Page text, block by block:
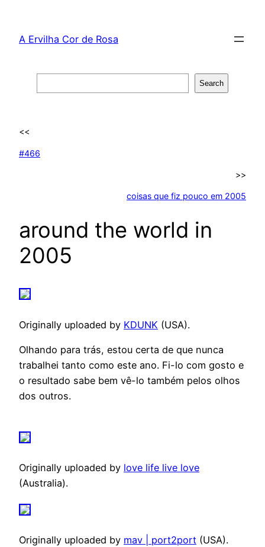
content
A Ervilha Cor de Rosa
Search
<<
#466
>>
coisas que fiz pouco em 2005
around the world in
2005
Originally uploaded by KDUNK (USA).
Olhando para trás, estou certa de que nunca
trabalhei tanto como este ano. Fi-lo com gosto e
o resultado sabe bem vê-lo também pelos olhos
dos outros.
Originally uploaded by love life live love
(Australia).
Originally uploaded by mav | port2port (USA).